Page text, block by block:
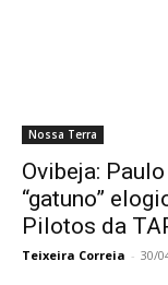
Nossa Terra
Ovibeja:
“gatuno”
Pilotos da
Teixeira Correia - 30/